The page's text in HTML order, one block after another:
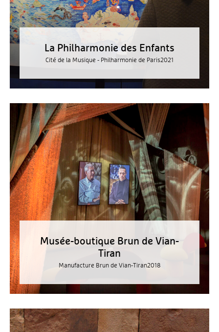
La Philharmonie des Enfants
Cité de la Musique - Philharmonie de Paris2021
Musée-boutique Brun de Vian-
Tiran
Manufacture Brun de Vian-Tiran2018